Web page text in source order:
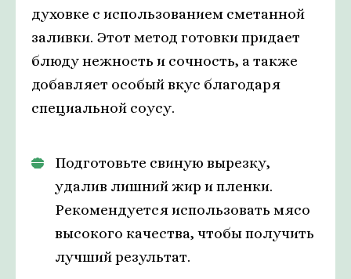
духовке с использованием сметанной
заливки. Этот метод готовки придает
блюду нежность и сочность, а также
добавляет особый вкус благодаря
специальной соусу.
Подготовьте свиную вырезку,
удалив лишний жир и пленки.
Рекомендуется использовать мясо
высокого качества, чтобы получить
лучший результат.